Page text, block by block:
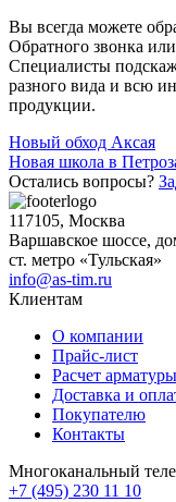
Вы всегда можете
Обратного звонка
Специалисты
разного вида и всю
продукции.
Навигация
по
записям
Новый обход Аксая
Новая школа в
Остались вопросы?
117105, Москва
Варшавское шоссе,
ст. метро «Тульская»
info@as-tim.ru
Клиентам
О компании
Прайс-лист
Расчет арматуры
Доставка и
Покупателю
Контакты
Многоканальный
+7 (495) 230 11 10